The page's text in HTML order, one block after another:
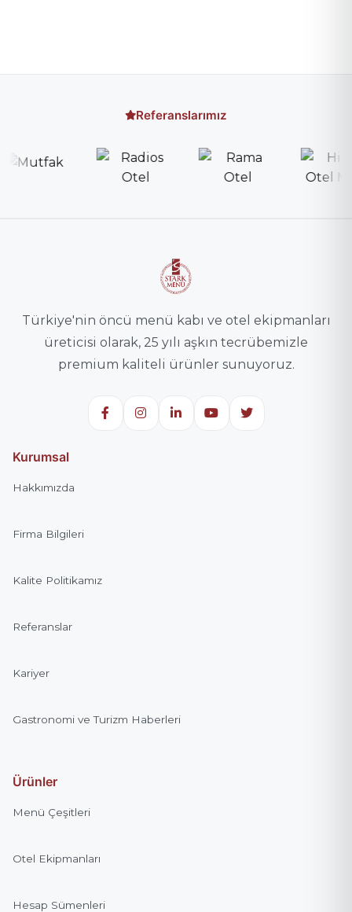
Talebin ulaşır, en kısa sürede geri döneriz
×
TELEFON
Referanslarımız
Türkiye'nin öncü menü kabı ve otel ekipmanları
üreticisi olarak, 25 yılı aşkın tecrübemizle
premium kaliteli ürünler sunuyoruz.
Kurumsal
Hakkımızda
Firma Bilgileri
Kalite Politikamız
Referanslar
Kariyer
Gastronomi ve Turizm Haberleri
Ürünler
Menü Çeşitleri
Otel Ekipmanları
Hesap Sümenleri